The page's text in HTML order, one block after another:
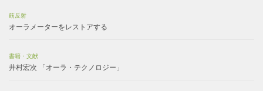
筋反射
オーラメーターをレストアする
書籍・文献
井村宏次 「オーラ・テクノロジー」